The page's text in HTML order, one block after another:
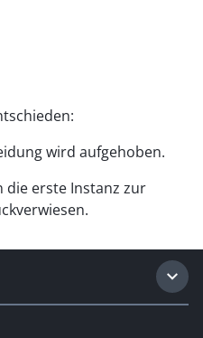
wird aufgehoben.
die erste Instanz zur